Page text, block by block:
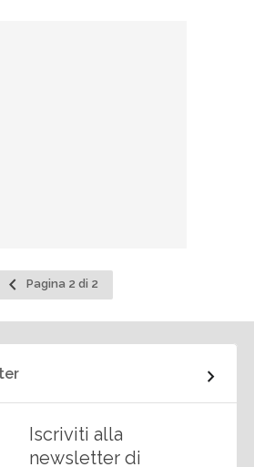
Pagina
precedente
Pagina 2 di 2
Iscriviti alla
newsletter di